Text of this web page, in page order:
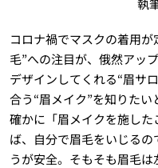
執
コロナ禍でマスクの着用
毛”への注目が、俄然アッ
デザインしてくれる“眉サ
合う“眉メイク”を知りたい
確かに「眉メイクを施し
ば、自分で眉毛をいじる
うが安全。そもそも眉毛